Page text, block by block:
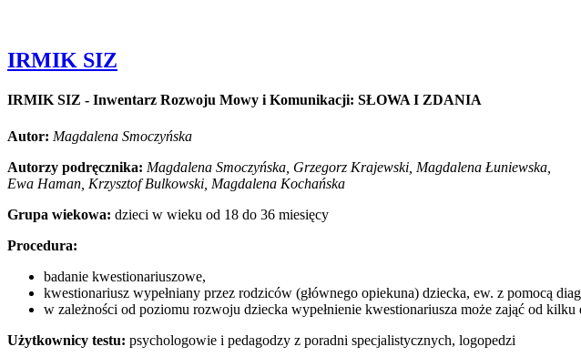
IRMIK SIZ
IRMIK SIZ - Inwentarz Rozwoju Mowy i Komunikacji: SŁOWA I ZDANIA
Autor: Magdalena Smoczyńska
Autorzy podręcznika: Magdalena Smoczyńska, Grzegorz Krajewski, Magdalena Łuniewska,
Ewa Haman, Krzysztof Bulkowski, Magdalena Kochańska
Grupa wiekowa: dzieci w wieku od 18 do 36 miesięcy
Procedura:
badanie kwestionariuszowe,
kwestionariusz wypełniany przez rodziców (głównego opiekuna) dziecka, ew. z pomocą
w zależności od poziomu rozwoju dziecka wypełnienie kwestionariusza może zająć od
Użytkownicy testu: psychologowie i pedagodzy z poradni specjalistycznych, logopedzi
Użytkownicy
Opis: